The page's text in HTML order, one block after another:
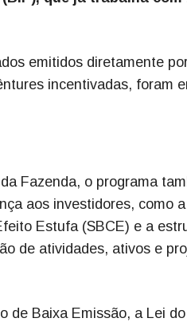
emitidos diretamente
incentivadas, foram
Fazenda, o programa
aos investidores, como
Estufa (SBCE) e a
de atividades, ativos e
de Baixa Emissão, a Lei